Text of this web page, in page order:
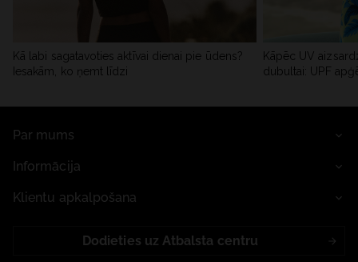
Kā labi sagatavoties aktīvai dienai pie ūdens?
Iesakām, ko ņemt līdzi
Kāpēc UV
dubultai: UPF
Par mums
Informācija
Klientu apkalpošana
Dodieties uz Atbalsta centru